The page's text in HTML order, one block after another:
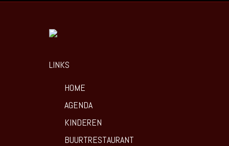
LINKS
HOME
AGENDA
KINDEREN
BUURTRESTAURANT